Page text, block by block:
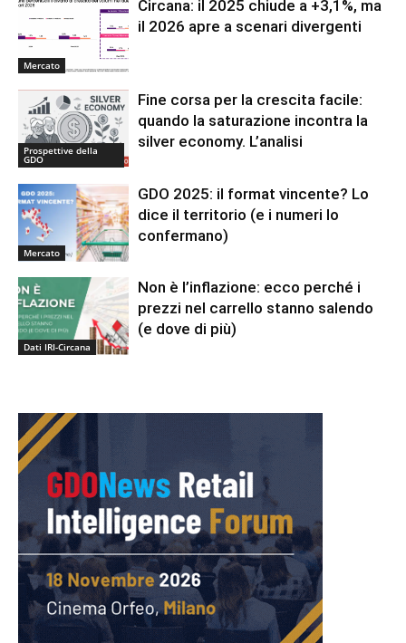
Mercato
Circana: il 2025 chiude a +3,1%, ma
il 2026 apre a scenari divergenti
Prospettive della
GDO
Fine corsa per la crescita facile:
quando la saturazione incontra la
silver economy. L’analisi
Mercato
GDO 2025: il format vincente? Lo
dice il territorio (e i numeri lo
confermano)
Dati IRI-Circana
Non è l’inflazione: ecco perché i
prezzi nel carrello stanno salendo
(e dove di più)